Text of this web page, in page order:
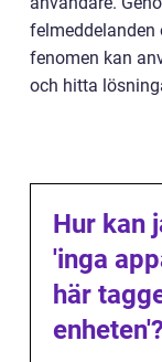
felmeddelanden
fenomen kan
och hitta
Hur kan
'inga
här
enheten'?